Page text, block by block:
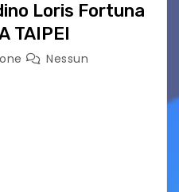
Loris Fortuna
TAIPEI
Nessun